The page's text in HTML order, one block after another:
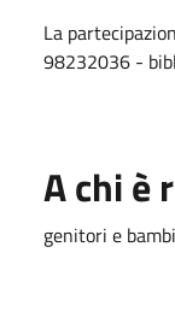
La
98232036 -
A chi è
genitori e